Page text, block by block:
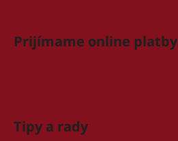
Prijímame online platby
Tipy a rady